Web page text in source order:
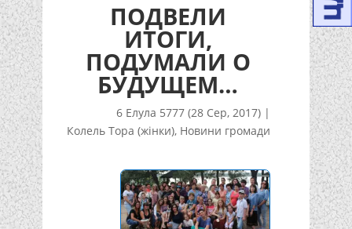
ПОДВЕЛИ
ИТОГИ,
ПОДУМАЛИ О
БУДУЩЕМ…
6 Елула 5777 (28 Сер, 2017) |
Колель Тора (жінки), Новини громади